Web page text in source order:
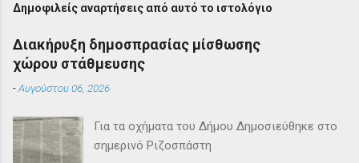
Δημοφιλείς αναρτήσεις από αυτό το ιστολόγιο
Διακήρυξη δημοσπρασίας μίσθωσης
χώρου στάθμευσης
-Αυγούστου 06, 2026
Για τα οχήματα του Δήμου Δημοσιεύθηκε στο
σημερινό Ριζοσπάστη